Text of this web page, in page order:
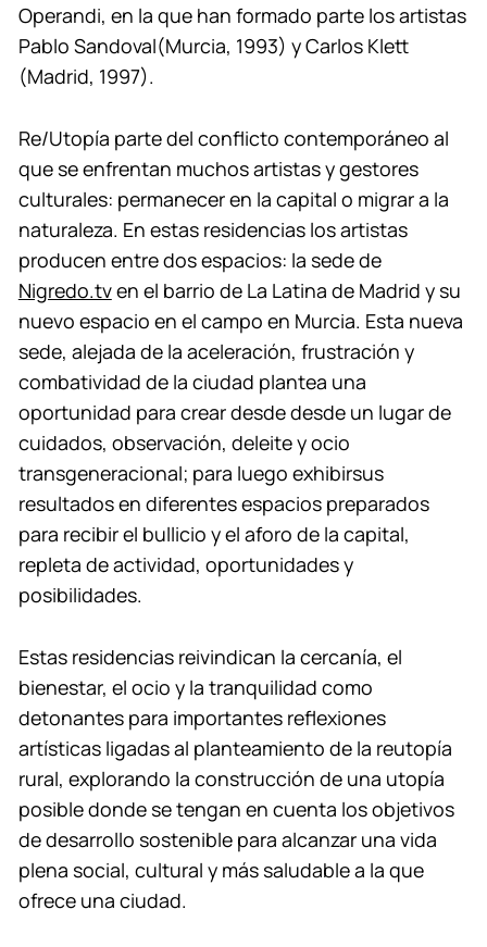
Operandi, en la que han formado parte los artistas
Pablo Sandoval(Murcia, 1993) y Carlos Klett
(Madrid, 1997).
Re/Utopía parte del conflicto contemporáneo al
que se enfrentan muchos artistas y gestores
culturales: permanecer en la capital o migrar a la
naturaleza. En estas residencias los artistas
producen entre dos espacios: la sede de
Nigredo.tven el barrio de La Latina de Madrid y su
nuevo espacio en el campo en Murcia. Esta nueva
sede, alejada de la aceleración, frustración y
combatividad de la ciudad plantea una
oportunidad para crear desde desde un lugar de
cuidados, observación, deleite y ocio
transgeneracional; para luego exhibirsus
resultados en diferentes espacios preparados
para recibir el bullicio y el aforo de la capital,
repleta de actividad, oportunidades y
posibilidades.
Estas residencias reivindican la cercanía, el
bienestar, el ocio y la tranquilidad como
detonantes para importantes reflexiones
artísticas ligadas al planteamiento de la reutopía
rural, explorando la construcción de una utopía
posible donde se tengan en cuenta los objetivos
de desarrollo sostenible para alcanzar una vida
plena social, cultural y más saludable a la que
ofrece una ciudad.